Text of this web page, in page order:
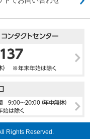
Rights Reserved.